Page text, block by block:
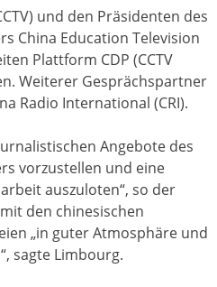
und den Präsidenten des
China Education Television
Plattform CDP (CCTV
Weiterer Gesprächspartner
Radio International (CRI).
Angebote des
vorzustellen und eine
auszuloten“, so der
den chinesischen
„in guter Atmosphäre und
sagte Limbourg.